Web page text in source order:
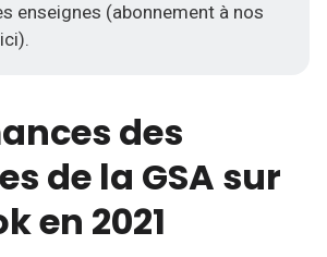
enseignes (abonnement à nos
.
des
de la GSA sur
en 2021